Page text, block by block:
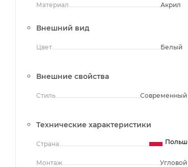
Материал Акрил
Внешний вид
Цвет Белый
Внешние свойства
Стиль Современный
Технические характеристики
Страна Польша
Монтаж Угловой